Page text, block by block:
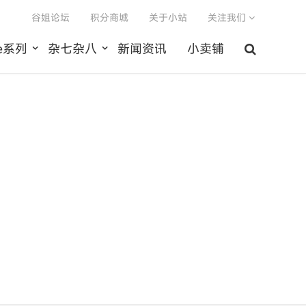
列 杂七杂八 新闻资讯 小卖铺
谷姐论坛 积分商城 关于小站 关注我们